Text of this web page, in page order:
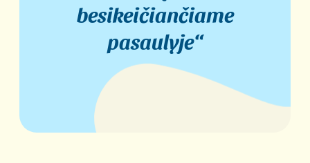
besikeičiančiame
pasaulyje“